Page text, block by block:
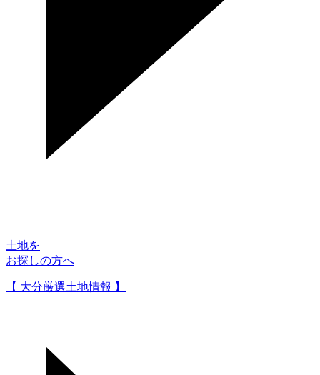
土地を
お探しの方へ
【 大分厳選土地情報 】